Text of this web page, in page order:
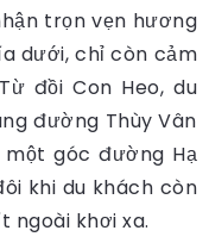
trọn vẹn hương
dưới, chỉ còn cảm
đồi Con Heo, du
đường Thùy Vân
góc đường Hạ
khi du khách còn
ngoài khơi xa.